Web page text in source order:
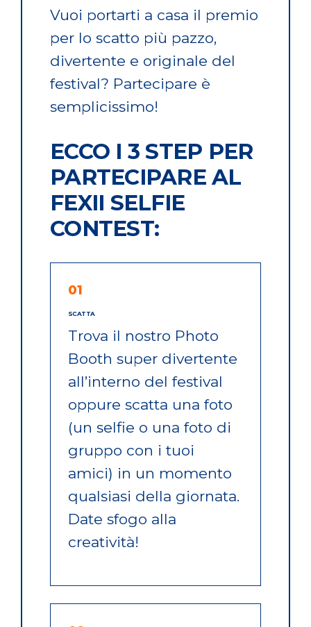
Vuoi portarti a casa il premio
per lo scatto più pazzo,
divertente e originale del
festival? Partecipare è
semplicissimo!
ECCO I 3 STEP PER
PARTECIPARE AL
FEXII SELFIE
CONTEST:
01
SCATTA
Trova il nostro Photo
Booth super divertente
all’interno del festival
oppure scatta una foto
(un selfie o una foto di
gruppo con i tuoi
amici) in un momento
qualsiasi della giornata.
Date sfogo alla
creatività!